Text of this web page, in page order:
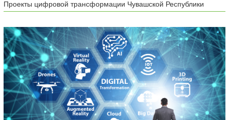
Проекты цифровой трансформации Чувашской Республики